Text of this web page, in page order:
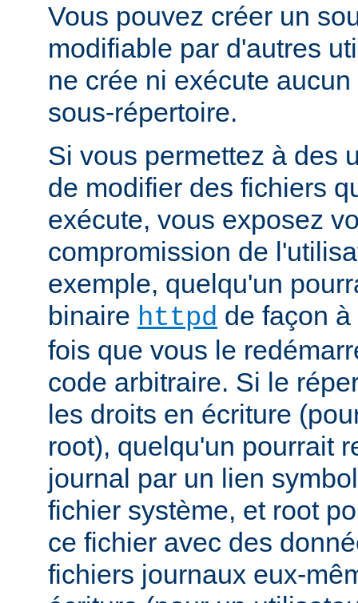
Vous pouvez créer un
modifiable par d'autres
ne crée ni exécute
sous-répertoire.
Si vous permettez à des
de modifier des fichiers
exécute, vous exposez
compromission de
exemple, quelqu'un
binaire httpd de façon
fois que vous le
code arbitraire. Si le
les droits en écriture
root), quelqu'un pourrait
journal par un lien
fichier système, et root
ce fichier avec des
fichiers journaux eux-